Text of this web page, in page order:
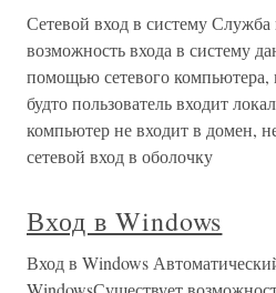
Сетевой вход в систему
возможность входа в систему
помощью сетевого компьютера,
будто пользователь входит
компьютер не входит в домен,
сетевой вход в оболочку
Вход в Windows
Вход в Windows